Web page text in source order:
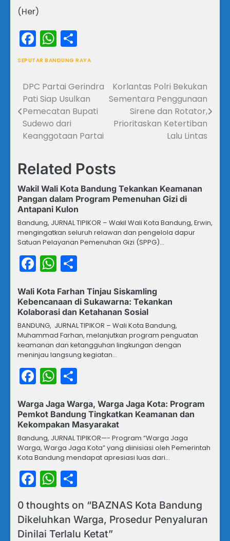
(Her)
Facebook
WhatsApp
SEPUTAR BANDUNG RAYA
Navigasi
pos
DPC Partai Gerindra
Pati Siap Usulkan
Pemecatan Bupati
Sudewo dari
Keanggotaan Partai
Korlantas Polri Bekukan
Sementara Penggunaan
Sirene dan Rotator,
Prioritaskan Ketertiban
Lalu Lintas
Related Posts
Wakil Wali Kota Bandung Tekankan Keamanan
Pangan dalam Program Pemenuhan Gizi di
Antapani Kulon
Bandung, JURNAL TIPIKOR – Wakil Wali Kota Bandung, Erwin,
mengingatkan seluruh relawan dan pengelola dapur
Satuan Pelayanan Pemenuhan Gizi (SPPG)…
Facebook
WhatsApp
Wali Kota Farhan Tinjau Siskamling
Kebencanaan di Sukawarna: Tekankan
Kolaborasi dan Ketahanan Sosial
BANDUNG, JURNAL TIPIKOR – Wali Kota Bandung,
Muhammad Farhan, melanjutkan program penguatan
keamanan dan ketangguhan lingkungan dengan
meninjau langsung kegiatan…
Facebook
WhatsApp
Warga Jaga Warga, Warga Jaga Kota: Program
Pemkot Bandung Tingkatkan Keamanan dan
Kekompakan Masyarakat
Bandung, JURNAL TIPIKOR—- Program “Warga Jaga
Warga, Warga Jaga Kota” yang diinisiasi oleh Pemerintah
Kota Bandung mendapat apresiasi luas dari…
Facebook
WhatsApp
0 thoughts on “BAZNAS Kota Bandung
Dikeluhkan Warga, Prosedur Penyaluran
Dinilai Terlalu Ketat”